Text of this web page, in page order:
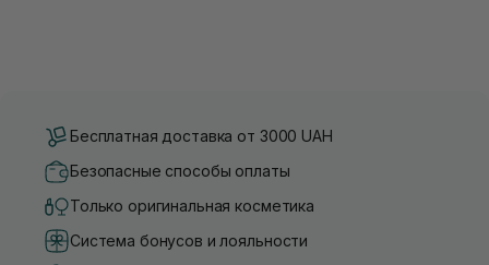
Бесплатная доставка от 3000 UAH
Безопасные способы оплаты
Только оригинальная косметика
Система бонусов и лояльности